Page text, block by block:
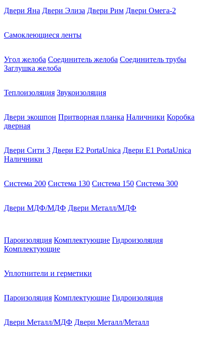
Двери Яна Двери Элиза Двери Рим Двери Омега-2
Самоклеющиеся ленты
Угол желоба Соединитель желоба Соединитель трубы
Заглушка желоба
Теплоизоляция Звукоизоляция
Двери экошпон Притворная планка Наличники Коробка
дверная
Двери Сити 3 Двери E2 PortaUnica Двери E1 PortaUnica
Наличники
Система 200 Система 130 Система 150 Система 300
Двери МДФ/МДФ Двери Металл/МДФ
Пароизоляция Комплектующие Гидроизоляция
Комплектующие
Уплотнители и герметики
Пароизоляция Комплектующие Гидроизоляция
Двери Металл/МДФ Двери Металл/Металл